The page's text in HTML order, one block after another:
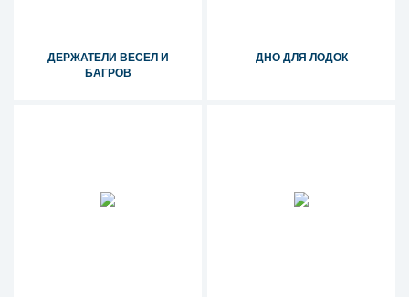
ДЕРЖАТЕЛИ ВЕСЕЛ И
БАГРОВ
ДНО ДЛЯ ЛОДОК